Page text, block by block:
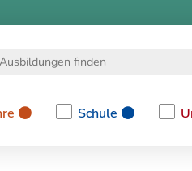
Schule